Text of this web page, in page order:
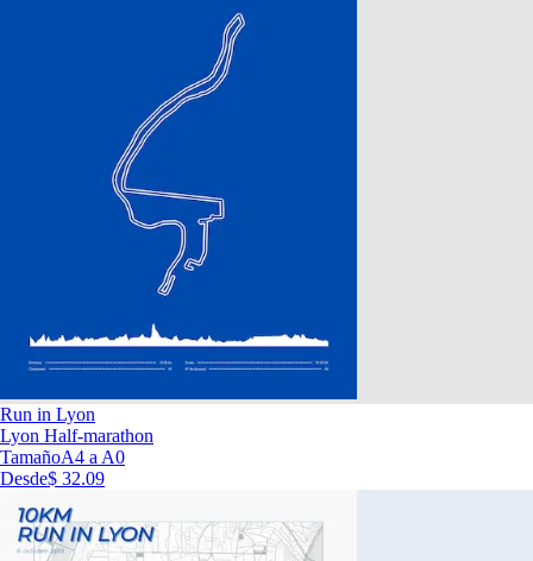
Run in Lyon
Lyon Half-marathon
TamañoA4 a A0
Desde$ 32.09